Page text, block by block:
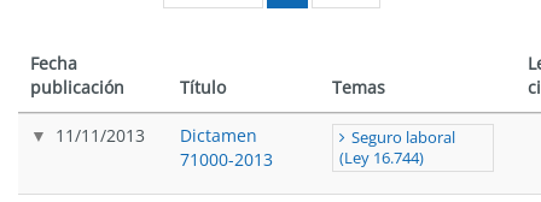
Fecha
publicación
Título Temas
11/11/2013
Dictamen
71000-2013
Seguro laboral
(Ley 16.744)